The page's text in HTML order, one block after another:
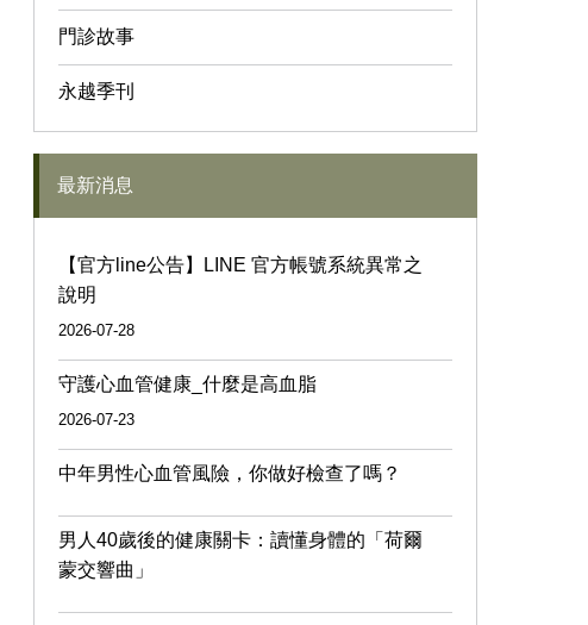
門診故事
永越季刊
最新消息
【官方line公告】LINE 官方帳號系統異常之
說明
2026-07-28
守護心血管健康_什麼是高血脂
2026-07-23
中年男性心血管風險，你做好檢查了嗎？
男人40歲後的健康關卡：讀懂身體的「荷爾
蒙交響曲」